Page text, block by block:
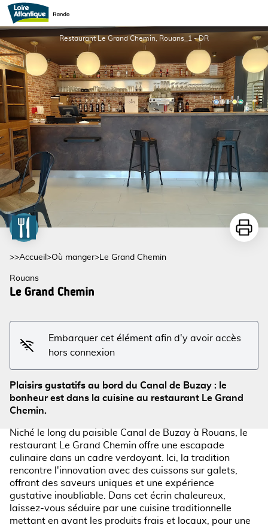
Le Grand Chemin
Restaurant Le Grand Chemin, Rouans_1 - DR
Voir l'image en plein écran
>>Accueil >Où manger>Le Grand Chemin
Rouans
Le Grand Chemin
Embarquer cet élément afin d'y avoir accès
hors connexion
Plaisirs gustatifs au bord du Canal de Buzay : le
bonheur est dans la cuisine au restaurant Le Grand
Chemin.
Niché le long du paisible Canal de Buzay à Rouans, le
restaurant Le Grand Chemin offre une escapade
culinaire dans un cadre verdoyant. Ici, la tradition
rencontre l'innovation avec des cuissons sur galets,
offrant des saveurs uniques et une expérience
gustative inoubliable. Dans cet écrin chaleureux,
laissez-vous séduire par une cuisine traditionnelle
mettant en avant les produits frais et locaux, pour une